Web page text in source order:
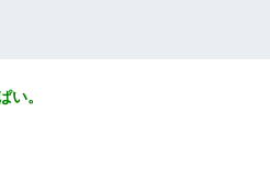
家に泊めた結果ｗｗｗｗｗｗ
レゼント。「こんな安物を渡すく
い。